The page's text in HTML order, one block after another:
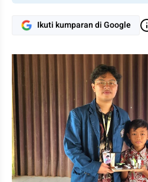
Ikuti kumparan di Google